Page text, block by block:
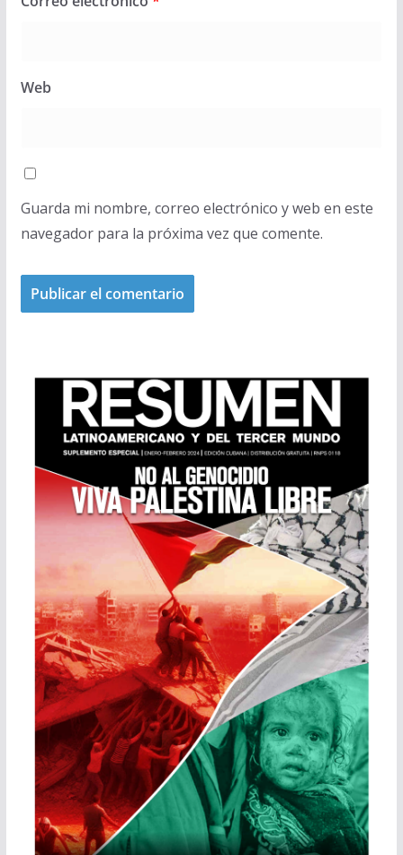
Web
Guarda mi nombre, correo electrónico y web en este
navegador para la próxima vez que comente.